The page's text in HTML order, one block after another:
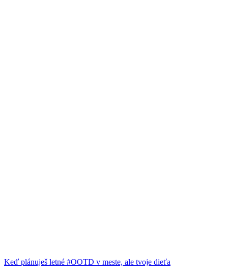
Keď plánuješ letné #OOTD v meste, ale tvoje dieťa